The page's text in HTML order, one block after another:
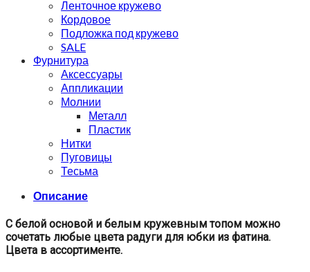
Ленточное кружево
Кордовое
Подложка под кружево
SALE
Фурнитура
Аксессуары
Аппликации
Молнии
Металл
Пластик
Нитки
Пуговицы
Тесьма
Описание
С белой основой и белым кружевным топом можно
сочетать любые цвета радуги для юбки из фатина.
Цвета в ассортименте.